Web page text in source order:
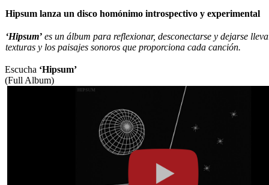
Hipsum lanza un disco homónimo introspectivo y experimental
‘Hipsum’ es un álbum para reflexionar, desconectarse y dejarse
texturas y los paisajes sonoros que proporciona cada canción.
Escucha ‘Hipsum’
(Full Album)